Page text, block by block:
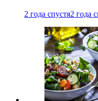
2 года спустя2 года